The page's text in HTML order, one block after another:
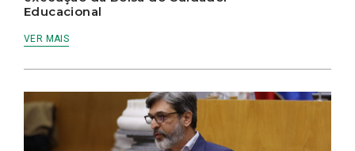
Educacional
VER MAIS